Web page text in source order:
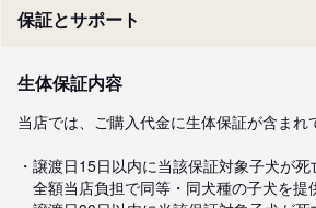
保証とサポート
生体保証内容
当店では、ご購入代金に生体保証が含まれ
・譲渡日15日以内に当該保証対象子犬が
全額当店負担で同等・同犬種の子犬を提